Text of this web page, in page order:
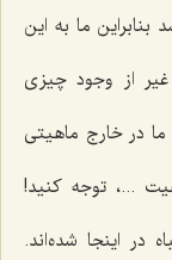
ما به این
از وجود چیزی
در خارج ماهیتی
...، توجه کنید!
در اینجا شده‌اند.